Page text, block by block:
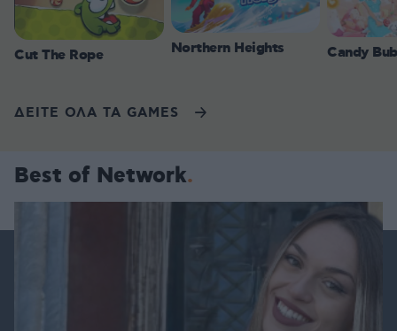
Cut The Rope Northern Heights Candy
ΔΕΙΤΕ ΟΛΑ ΤΑ GAMES
Best of Network